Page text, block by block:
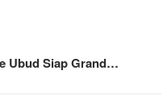
Ubud Siap Grand…